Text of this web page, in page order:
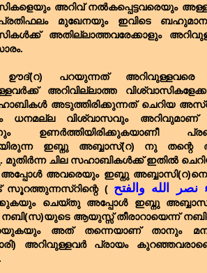
അറിവ് നൽകപ്പെട്ടവരെയും
മുഖേനയും ഇവിടെ
അതില്ലാത്തവരേക്കാളും
പറയുന്നത് അറിവുള്ളവരെ
അറിവില്ലാത്ത
അടുത്തിരിക്കുന്നത് ചെറിയ
ധനമല്ല വിശ്വാസവും അറിവുമാണ്
ഉണർത്തിയിരിക്കുകയാണീ
ഇബ്നു അബ്ബാസ്(റ) നു
മുതിർന്ന ചില സഹാബികൾക്ക് ഇതിൽ
അപ്പോൾ അവരെയും ഇബ്നു
സൂറത്തുന്നസ്‌റിന്റെ ( نصر الله والفتح
ചെയ്തു അപ്പോൾ ഇബ്നു
നബി(സ)യുടെ ആയുസ്സ് തീരാറായെന്ന്
അത് തന്നെയാണ് താനും
അറിവുള്ളവർ പ്രായം